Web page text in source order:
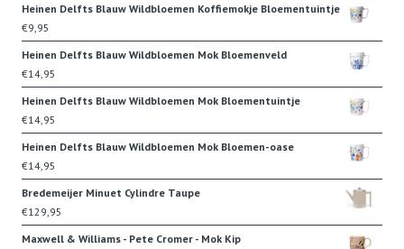
Heinen Delfts Blauw Wildbloemen Koffiemokje Bloementuintje
€9,95
Heinen Delfts Blauw Wildbloemen Mok Bloemenveld
€14,95
Heinen Delfts Blauw Wildbloemen Mok Bloementuintje
€14,95
Heinen Delfts Blauw Wildbloemen Mok Bloemen-oase
€14,95
Bredemeijer Minuet Cylindre Taupe
€129,95
Maxwell & Williams - Pete Cromer - Mok Kip